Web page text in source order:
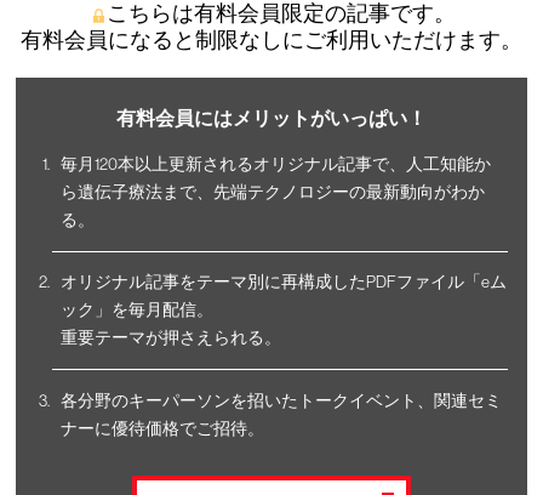
こちらは有料会員限定の記事です。
有料会員になると制限なしにご利用いただけます。
有料会員にはメリットがいっぱい！
毎月120本以上更新されるオリジナル記事で、人工知能か
ら遺伝子療法まで、先端テクノロジーの最新動向がわか
る。
オリジナル記事をテーマ別に再構成したPDFファイル「eム
ック」を毎月配信。
重要テーマが押さえられる。
各分野のキーパーソンを招いたトークイベント、関連セミ
ナーに優待価格でご招待。